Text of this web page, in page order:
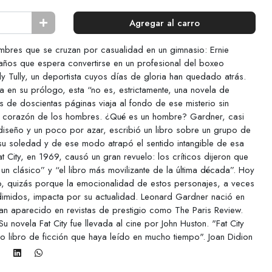
Agregar al carro
que se cruzan por casualidad en un gimnasio: Ernie
que espera convertirse en un profesional del boxeo
Tully, un deportista cuyos días de gloria han quedado atrás.
en su prólogo, esta “no es, estrictamente, una novela de
de doscientas páginas viaja al fondo de ese misterio sin
de los hombres. ¿Qué es un hombre? Gardner, casi
y un poco por azar, escribió un libro sobre un grupo de
soledad y de ese modo atrapó el sentido intangible de esa
City, en 1969, causó un gran revuelo: los críticos dijeron que
clásico” y “el libro más movilizante de la última década”. Hoy
quizás porque la emocionalidad de estos personajes, a veces
impacta por su actualidad. Leonard Gardner nació en
aparecido en revistas de prestigio como The Paris Review.
novela Fat City fue llevada al cine por John Huston. "Fat City
libro de ficción que haya leído en mucho tiempo". Joan Didion